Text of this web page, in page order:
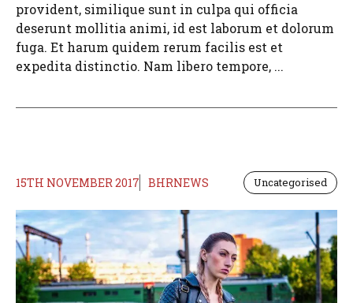
provident, similique sunt in culpa qui officia
deserunt mollitia animi, id est laborum et dolorum
fuga. Et harum quidem rerum facilis est et
expedita distinctio. Nam libero tempore, ...
15TH NOVEMBER 2017 BHRNEWS Uncategorised